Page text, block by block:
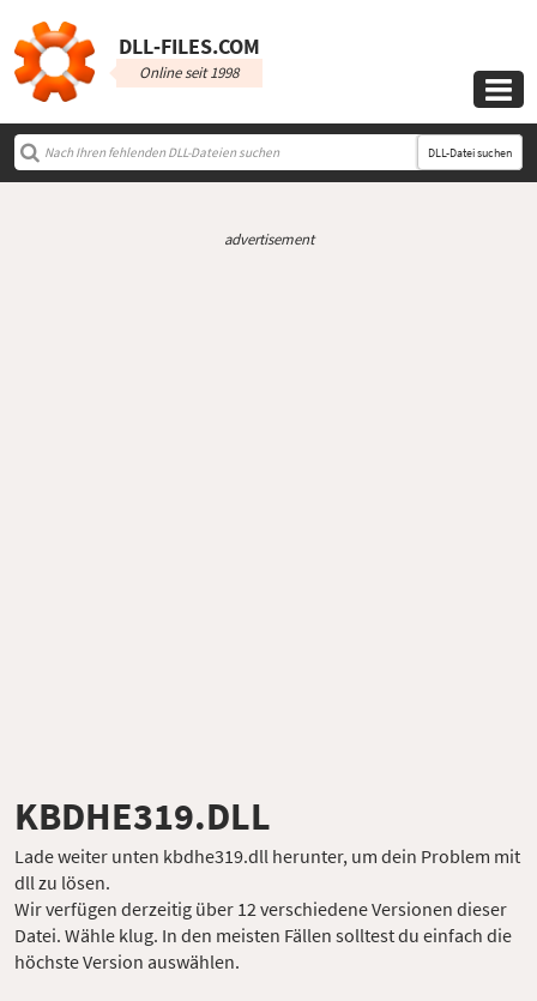
DLL‑FILES.COM
Online seit 1998

DLL-Datei suchen
advertisement
KBDHE319.DLL
Lade weiter unten kbdhe319.dll herunter, um dein Problem mit
dll zu lösen.
Wir verfügen derzeitig über 12 verschiedene Versionen dieser
Datei. Wähle klug. In den meisten Fällen solltest du einfach die
höchste Version auswählen.